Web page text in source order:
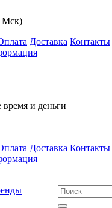
Мск)
Доставка Контакты
и деньги
Доставка Контакты